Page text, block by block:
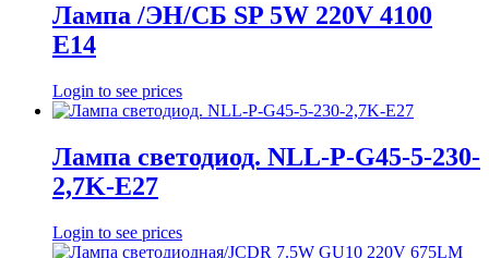
Лампа /ЭН/СБ SP 5W 220V 4100
E14
Login to see prices
Лампа светодиод. NLL-P-G45-5-230-
2,7K-E27
Login to see prices